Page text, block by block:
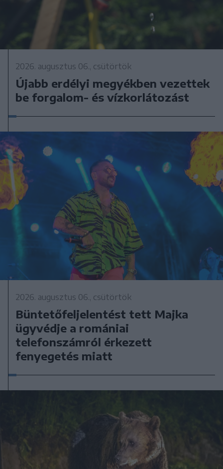
2026. augusztus 06., csütörtök
Újabb erdélyi megyékben vezettek
be forgalom- és vízkorlátozást
2026. augusztus 06., csütörtök
Büntetőfeljelentést tett Majka
ügyvédje a romániai
telefonszámról érkezett
fenyegetés miatt